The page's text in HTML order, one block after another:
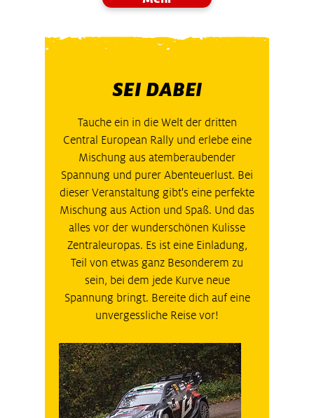
Zieldurchfahrt Kalle Rovanperä / Jonne
Martin und Ott Tänak / Martin Järveoja
SEI DABEI
Tauche ein in die Welt der dritten
Central European Rally und erlebe eine
Mischung aus atemberaubender
Spannung und purer Abenteuerlust. Bei
dieser Veranstaltung gibt's eine perfekte
Mischung aus Action und Spaß. Und das
alles vor der wunderschönen Kulisse
Zentraleuropas. Es ist eine Einladung,
Teil von etwas ganz Besonderem zu
sein, bei dem jede Kurve neue
Spannung bringt. Bereite dich auf eine
unvergessliche Reise vor!